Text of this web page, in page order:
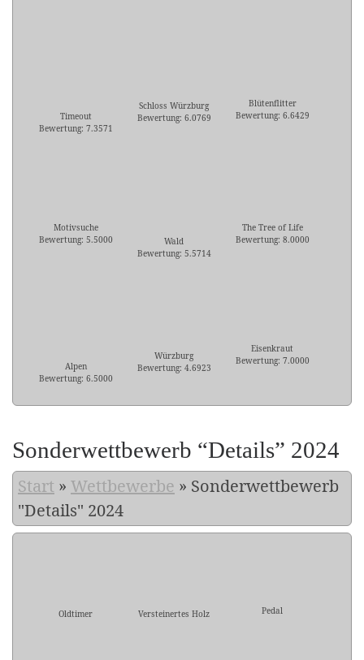
Timeout
Bewertung: 7.3571
Schloss Würzburg
Bewertung: 6.0769
Blütenflitter
Bewertung: 6.6429
Motivsuche
Bewertung: 5.5000
Wald
Bewertung: 5.5714
The Tree of Life
Bewertung: 8.0000
Alpen
Bewertung: 6.5000
Würzburg
Bewertung: 4.6923
Eisenkraut
Bewertung: 7.0000
Sonderwettbewerb “Details” 2024
Start » Wettbewerbe » Sonderwettbewerb
"Details" 2024
Oldtimer Versteinertes Holz Pedal